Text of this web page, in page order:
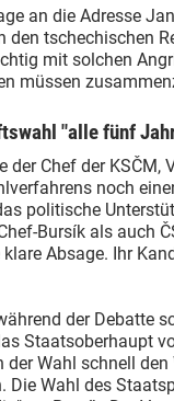
an die Adresse
den tschechischen
mit solchen
müssen
"alle fünf
der Chef der KSČM,
noch
politische
Bursík als auch
Absage. Ihr
der Debatte
Staatsoberhaupt
der Wahl schnell
Die Wahl des